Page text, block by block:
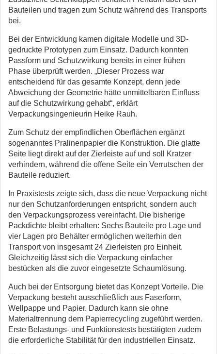
Bauteilen und tragen zum Schutz während des Transports
bei.
Bei der Entwicklung kamen digitale Modelle und 3D-
gedruckte Prototypen zum Einsatz. Dadurch konnten
Passform und Schutzwirkung bereits in einer frühen
Phase überprüft werden. „Dieser Prozess war
entscheidend für das gesamte Konzept, denn jede
Abweichung der Geometrie hätte unmittelbaren Einfluss
auf die Schutzwirkung gehabt“, erklärt
Verpackungsingenieurin Heike Rauh.
Zum Schutz der empfindlichen Oberflächen ergänzt
sogenanntes Pralinenpapier die Konstruktion. Die glatte
Seite liegt direkt auf der Zierleiste auf und soll Kratzer
verhindern, während die offene Seite ein Verrutschen der
Bauteile reduziert.
In Praxistests zeigte sich, dass die neue Verpackung nicht
nur den Schutzanforderungen entspricht, sondern auch
den Verpackungsprozess vereinfacht. Die bisherige
Packdichte bleibt erhalten: Sechs Bauteile pro Lage und
vier Lagen pro Behälter ermöglichen weiterhin den
Transport von insgesamt 24 Zierleisten pro Einheit.
Gleichzeitig lässt sich die Verpackung einfacher
bestücken als die zuvor eingesetzte Schaumlösung.
Auch bei der Entsorgung bietet das Konzept Vorteile. Die
Verpackung besteht ausschließlich aus Faserform,
Wellpappe und Papier. Dadurch kann sie ohne
Materialtrennung dem Papierrecycling zugeführt werden.
Erste Belastungs- und Funktionstests bestätigten zudem
die erforderliche Stabilität für den industriellen Einsatz.